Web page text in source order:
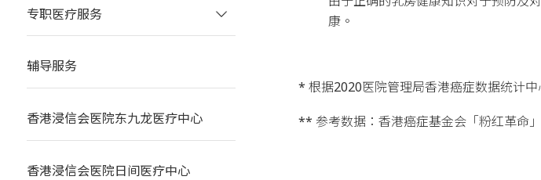
专职医疗服务
辅导服务
香港浸信会医院东九龙医疗中心
香港浸信会医院日间医疗中心
康。
* 根据2020医院管理局香港癌症数据统计
** 参考数据：香港癌症基金会「粉红革命」